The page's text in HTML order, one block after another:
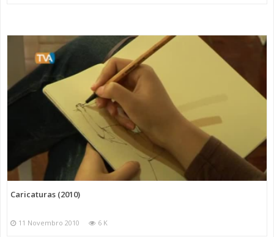
Caricaturas (2010)
11 Novembro 2010 6 K